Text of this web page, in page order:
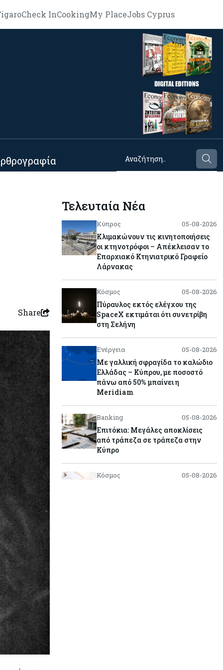
Check InCookingMy PlaceJobs Cyprus
Share
Τελευταία Νέα
Κύπρος 05-08-2026
Κλιμακώνουν τις κινητοποιήσεις
οι κτηνοτρόφοι – Απέκλεισαν το
Επαρχιακό Κτηνιατρικό Γραφείο
Λάρνακας
Κόσμος 05-08-2026
Πύραυλος εκτός ελέγχου της
SpaceX εκτιμάται ότι συνετρίβη
στη Σελήνη
Ενέργεια 05-08-2026
Με γαλλική σφραγίδα το καλώδιο
Ελλάδας – Κύπρου, με ποσοστό
πάνω από 50% μπαίνει η
Meridiam
Banking 05-08-2026
Επιτόκια: Μεγάλες αποκλίσεις
από τράπεζα σε τράπεζα στην
Κύπρο
Κόσμος 05-08-2026